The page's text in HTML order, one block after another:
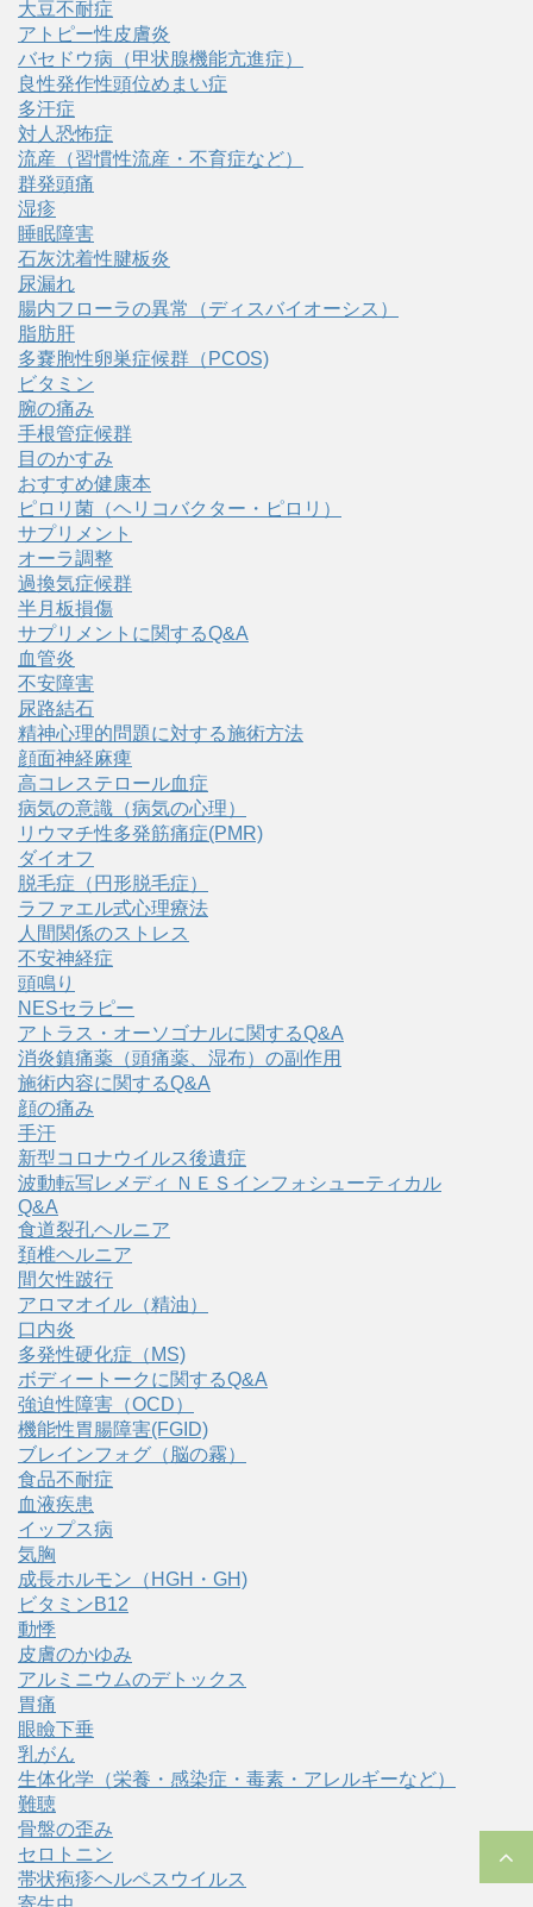
大豆不耐症
アトピー性皮膚炎
バセドウ病（甲状腺機能亢進症）
良性発作性頭位めまい症
多汗症
対人恐怖症
流産（習慣性流産・不育症など）
群発頭痛
湿疹
睡眠障害
石灰沈着性腱板炎
尿漏れ
腸内フローラの異常（ディスバイオーシス）
脂肪肝
多嚢胞性卵巣症候群（PCOS)
ビタミン
腕の痛み
手根管症候群
目のかすみ
おすすめ健康本
ピロリ菌（ヘリコバクター・ピロリ）
サプリメント
オーラ調整
過換気症候群
半月板損傷
サプリメントに関するQ&A
血管炎
不安障害
尿路結石
精神心理的問題に対する施術方法
顔面神経麻痺
高コレステロール血症
病気の意識（病気の心理）
リウマチ性多発筋痛症(PMR)
ダイオフ
脱毛症（円形脱毛症）
ラファエル式心理療法
人間関係のストレス
不安神経症
頭鳴り
NESセラピー
アトラス・オーソゴナルに関するQ&A
消炎鎮痛薬（頭痛薬、湿布）の副作用
施術内容に関するQ&A
顔の痛み
手汗
新型コロナウイルス後遺症
波動転写レメディ ＮＥＳインフォシューティカル
Q&A
食道裂孔ヘルニア
頚椎ヘルニア
間欠性跛行
アロマオイル（精油）
口内炎
多発性硬化症（MS)
ボディートークに関するQ&A
強迫性障害（OCD）
機能性胃腸障害(FGID)
ブレインフォグ（脳の霧）
食品不耐症
血液疾患
イップス病
気胸
成長ホルモン（HGH・GH)
ビタミンB12
動悸
皮膚のかゆみ
アルミニウムのデトックス
胃痛
眼瞼下垂
乳がん
生体化学（栄養・感染症・毒素・アレルギーなど）
難聴
骨盤の歪み
セロトニン
帯状疱疹ヘルペスウイルス